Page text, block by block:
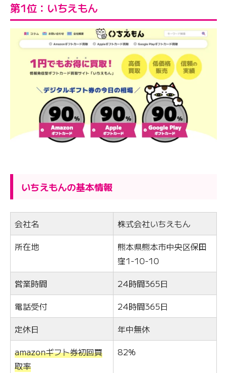
第1位：いちえもん
いちえもんの基本情報
会社名
株式会社いちえもん
所在地
熊本県熊本市中央区保田
窪1-10-10
営業時間
24時間365日
電話受付
24時間365日
定休日
年中無休
amazonギフト券初回買
取率
82%